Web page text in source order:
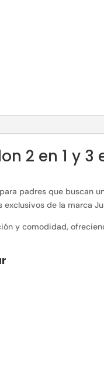
2 en 1 y
padres que buscan
de la marca
y comodidad,